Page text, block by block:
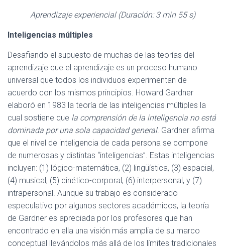
Aprendizaje experiencial (Duración: 3 min 55 s)
Inteligencias múltiples
Desafiando el supuesto de muchas de las teorías del
aprendizaje que el aprendizaje es un proceso humano
universal que todos los individuos experimentan de
acuerdo con los mismos principios. Howard Gardner
elaboró ​​en 1983 la teoría de las inteligencias múltiples la
cual sostiene que la comprensión de la inteligencia no está
dominada por una sola capacidad general. Gardner afirma
que el nivel de inteligencia de cada persona se compone
de numerosas y distintas “inteligencias”. Estas inteligencias
incluyen: (1) lógico-matemática, (2) lingüística, (3) espacial,
(4) musical, (5) cinético-corporal, (6) interpersonal, y (7)
intrapersonal. Aunque su trabajo es considerado
especulativo por algunos sectores académicos, la teoría
de Gardner es apreciada por los profesores que han
encontrado en ella una visión más amplia de su marco
conceptual llevándolos más allá de los límites tradicionales